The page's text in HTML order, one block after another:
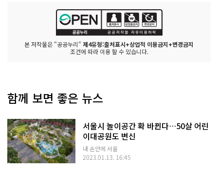
본 저작물은 "공공누리" 제4유형:출처표시+상업적 이용금지+변경금지
조건에 따라 이용 할 수 있습니다.
함께 보면 좋은 뉴스
서울시 놀이공간 확 바뀐다…50살 어린
이대공원도 변신
내 손안에 서울
2023.01.13. 16:45